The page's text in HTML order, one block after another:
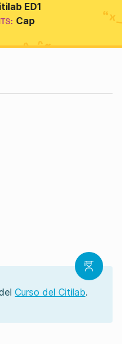
ED1
Cap
Curso del Citilab.